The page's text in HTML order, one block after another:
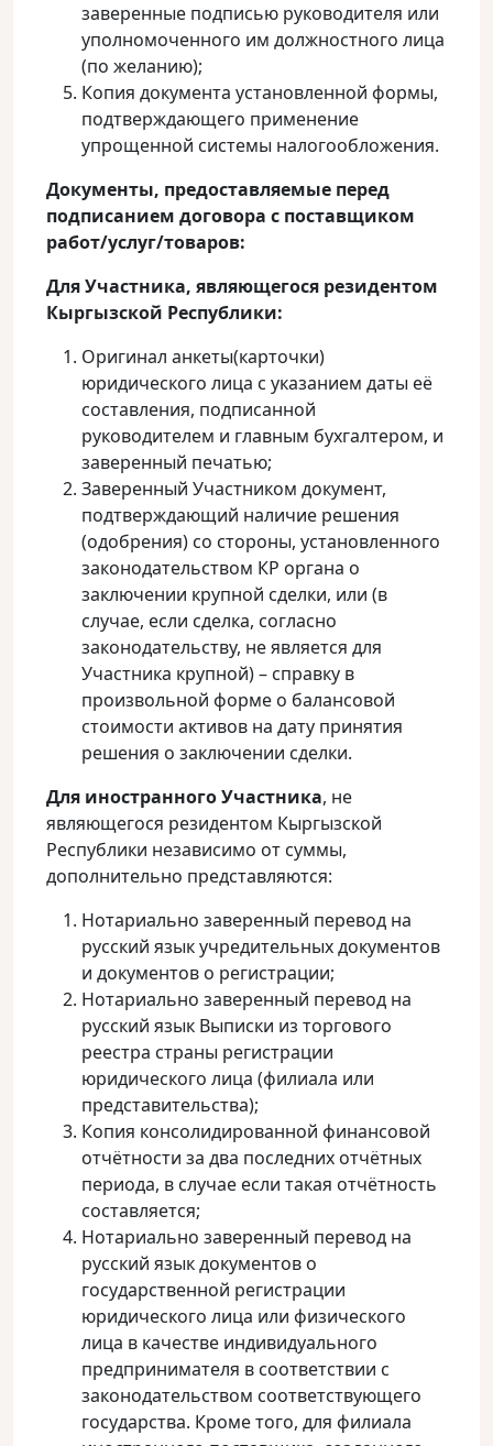
заверенные подписью руководителя или
уполномоченного им должностного лица
(по желанию);
Копия документа установленной формы,
подтверждающего применение
упрощенной системы налогообложения.
Документы, предоставляемые перед
подписанием договора с поставщиком
работ/услуг/товаров:
Для Участника, являющегося резидентом
Кыргызской Республики:
Оригинал анкеты(карточки)
юридического лица с указанием даты её
составления, подписанной
руководителем и главным бухгалтером, и
заверенный печатью;
Заверенный Участником документ,
подтверждающий наличие решения
(одобрения) со стороны, установленного
законодательством КР органа о
заключении крупной сделки, или (в
случае, если сделка, согласно
законодательству, не является для
Участника крупной) – справку в
произвольной форме о балансовой
стоимости активов на дату принятия
решения о заключении сделки.
Для иностранного Участника, не
являющегося резидентом Кыргызской
Республики независимо от суммы,
дополнительно представляются:
Нотариально заверенный перевод на
русский язык учредительных документов
и документов о регистрации;
Нотариально заверенный перевод на
русский язык Выписки из торгового
реестра страны регистрации
юридического лица (филиала или
представительства);
Копия консолидированной финансовой
отчётности за два последних отчётных
периода, в случае если такая отчётность
составляется;
Нотариально заверенный перевод на
русский язык документов о
государственной регистрации
юридического лица или физического
лица в качестве индивидуального
предпринимателя в соответствии с
законодательством соответствующего
государства. Кроме того, для филиала